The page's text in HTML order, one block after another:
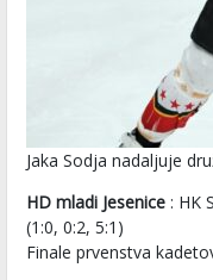
Jaka Sodja nadaljuje
HD mladi Jesenice : HK
(1:0, 0:2, 5:1)
Finale prvenstva